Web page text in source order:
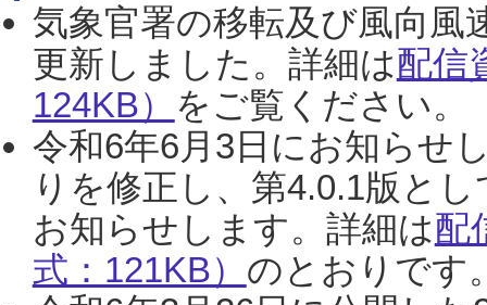
気象官署の移転及び風向風
更新しました。詳細は配信
124KB） をご覧ください。
令和6年6月3日にお知らせ
りを修正し、第4.0.1版と
お知らせします。詳細は配
式：121KB） のとおりです